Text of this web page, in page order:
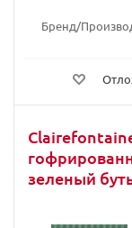
Бренд/
зеленый